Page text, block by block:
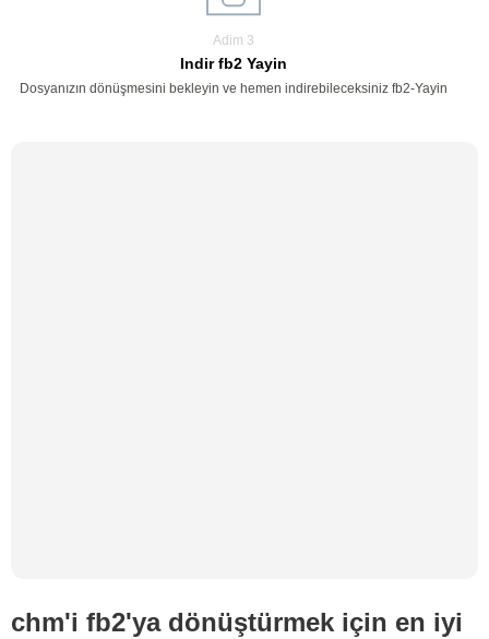
Adim 3
Indir fb2 Yayin
Dosyanızın dönüşmesini bekleyin ve hemen indirebileceksiniz fb2-Yayin
chm'i fb2'ya dönüştürmek için en iyi